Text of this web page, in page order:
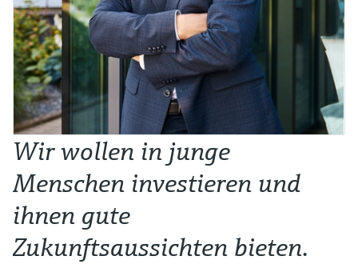
Wir wollen in junge
Menschen investieren und
ihnen gute
Zukunftsaussichten bieten.